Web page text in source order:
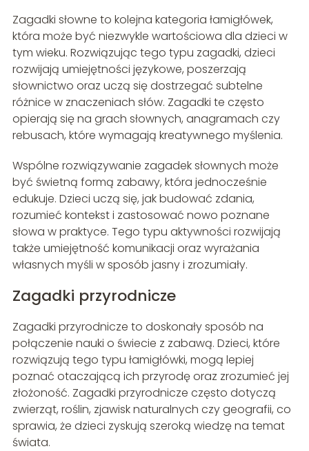
Zagadki słowne to kolejna kategoria łamigłówek,
która może być niezwykle wartościowa dla dzieci w
tym wieku. Rozwiązując tego typu zagadki, dzieci
rozwijają umiejętności językowe, poszerzają
słownictwo oraz uczą się dostrzegać subtelne
różnice w znaczeniach słów. Zagadki te często
opierają się na grach słownych, anagramach czy
rebusach, które wymagają kreatywnego myślenia.
Wspólne rozwiązywanie zagadek słownych może
być świetną formą zabawy, która jednocześnie
edukuje. Dzieci uczą się, jak budować zdania,
rozumieć kontekst i zastosować nowo poznane
słowa w praktyce. Tego typu aktywności rozwijają
także umiejętność komunikacji oraz wyrażania
własnych myśli w sposób jasny i zrozumiały.
Zagadki przyrodnicze
Zagadki przyrodnicze to doskonały sposób na
połączenie nauki o świecie z zabawą. Dzieci, które
rozwiązują tego typu łamigłówki, mogą lepiej
poznać otaczającą ich przyrodę oraz zrozumieć jej
złożoność. Zagadki przyrodnicze często dotyczą
zwierząt, roślin, zjawisk naturalnych czy geografii, co
sprawia, że dzieci zyskują szeroką wiedzę na temat
świata.